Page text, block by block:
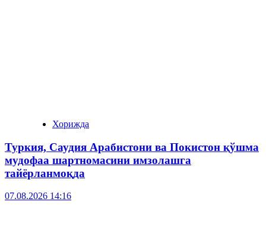
Хорижда
Туркия, Саудия Арабистони ва Покистон қўшма
мудофаа шартномасини имзолашга
тайёрланмоқда
07.08.2026 14:16